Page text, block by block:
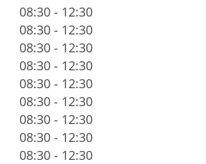
08:30 - 12:30
08:30 - 12:30
08:30 - 12:30
08:30 - 12:30
08:30 - 12:30
08:30 - 12:30
08:30 - 12:30
08:30 - 12:30
08:30 - 12:30